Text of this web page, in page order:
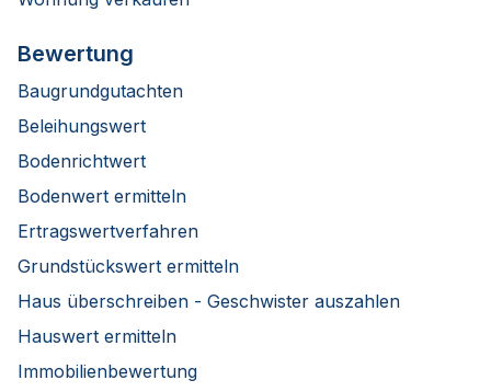
Bewertung
Baugrundgutachten
Beleihungswert
Bodenrichtwert
Bodenwert ermitteln
Ertragswertverfahren
Grundstückswert ermitteln
Haus überschreiben - Geschwister auszahlen
Hauswert ermitteln
Immobilienbewertung